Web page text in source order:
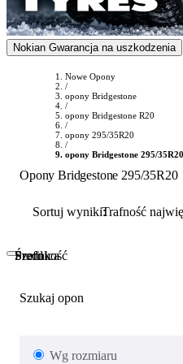
Nokian Gwarancja na uszkodzenia
Nowe Opony
/
opony Bridgestone
/
opony Bridgestone R20
/
opony 295/35R20
/
opony Bridgestone 295/35R20
Opony Bridgestone 295/35R20
Sortuj wyniki:
Szukaj opon
Wg rozmiaru
Szerokość
Profil
Średnica